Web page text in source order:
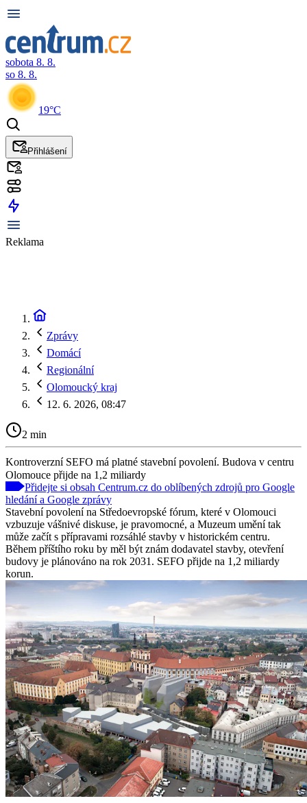
sobota 8. 8.
so 8. 8.
19°C
Přihlášení
Reklama
Zprávy
Domácí
Regionální
Olomoucký kraj
12. 6. 2026, 08:47
2 min
Kontroverzní SEFO má platné stavební povolení. Budova v centru
Olomouce přijde na 1,2 miliardy
Přidejte si obsah Centrum.cz do oblíbených zdrojů pro Google
hledání a Google zprávy
Stavební povolení na Středoevropské fórum, které v Olomouci
vzbuzuje vášnivé diskuse, je pravomocné, a Muzeum umění tak
může začít s přípravami rozsáhlé stavby v historickém centru.
Během příštího roku by měl být znám dodavatel stavby, otevření
budovy je plánováno na rok 2031. SEFO přijde na 1,2 miliardy
korun.